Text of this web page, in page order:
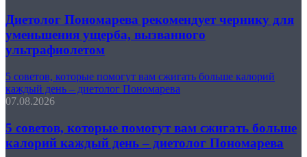
Диетолог Пономарева рекомендует чернику для
уменьшения ущерба, вызванного
ультрафиолетом
5 советов, которые помогут вам сжигать больше калорий
каждый день – диетолог Пономарева
07.08.2026
5 советов, которые помогут вам сжигать больше
калорий каждый день – диетолог Пономарева